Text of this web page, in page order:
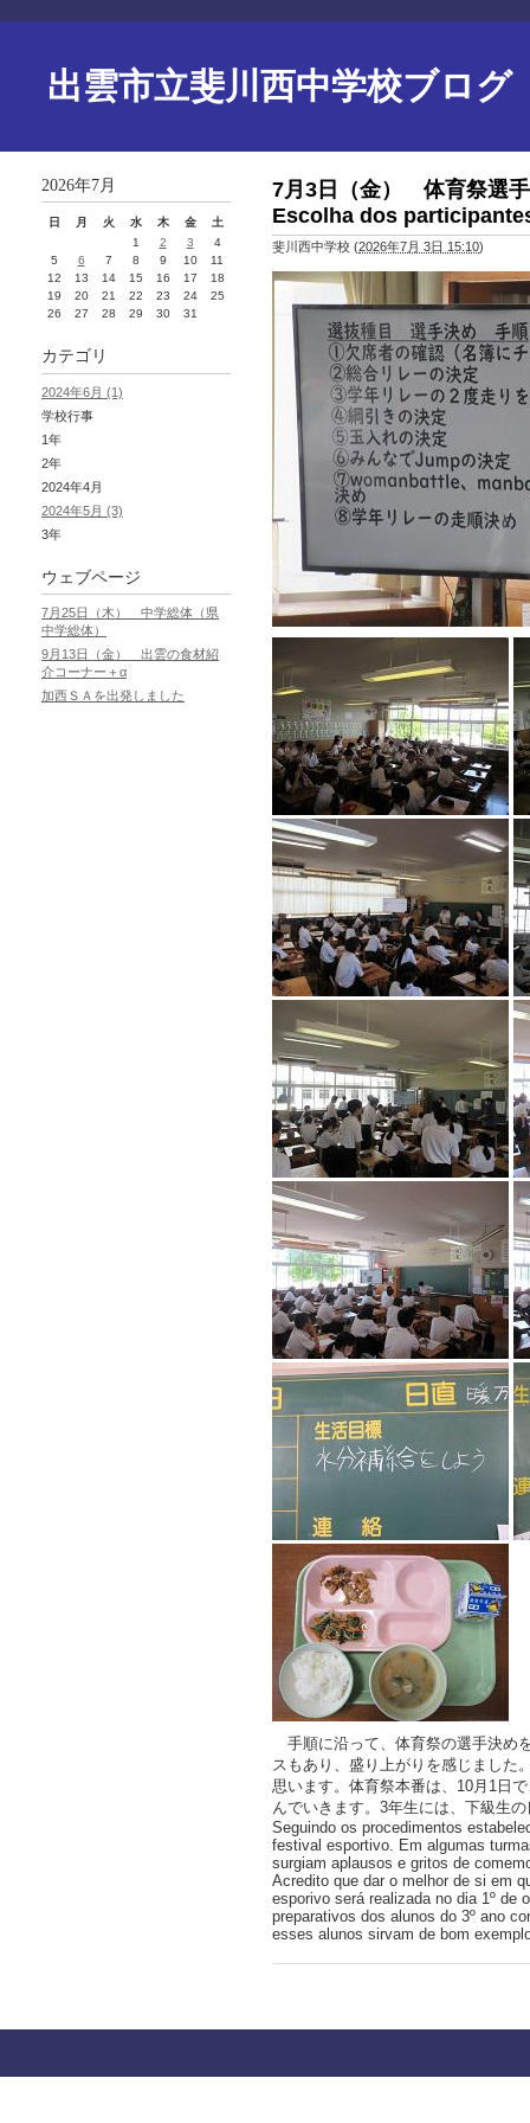
出雲市立斐川西中学校ブログ
7月3日（金） 体育祭選
Escolha dos
斐川西中学校 (2026年7月 3日 15:10)
手順に沿って、体育祭の選手決め
スもあり、盛り上がりを感じました
思います。体育祭本番は、10月1日
んでいきます。3年生には、下級生
Seguindo os procedimentos
festival esportivo. Em algumas
surgiam aplausos e gritos de
Acredito que dar o melhor de si em
esporivo será realizada no dia 1º de
preparativos dos alunos do 3º ano
esses alunos sirvam de bom
2026年7月
日 月 火 水 木 金
土
1
2 3
4
5
6 7 8 9 10
11
12
13 14 15 16 17
18
19
20 21 22 23 24
25
26
27 28 29 30 31
カテゴリ
2024年6月 (1)
学校行事
1年
2年
2024年4月
2024年5月 (3)
3年
ウェブページ
7月25日（木） 中学総体（県
中学総体）
9月13日（金） 出雲の食材紹
介コーナー＋α
加西ＳＡを出発しました